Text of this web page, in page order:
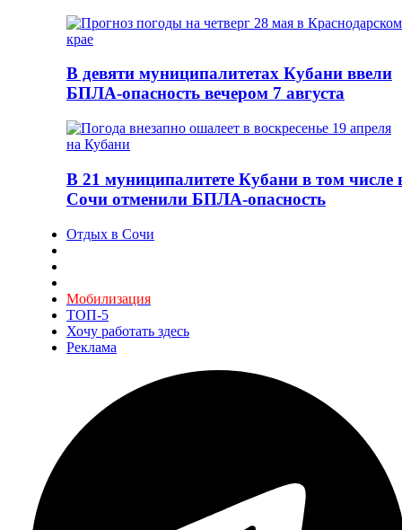
В девяти муниципалитетах Кубани ввели
БПЛА-опасность вечером 7 августа
В 21 муниципалитете Кубани в том числе
Сочи отменили БПЛА-опасность
Отдых в Сочи
Мобилизация
ТОП-5
Хочу работать здесь
Реклама